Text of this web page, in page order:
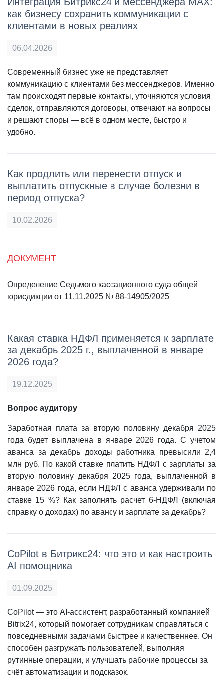
как бизнесу сохранить коммуникации с
клиентами в новых реалиях
06.04.2026
Современный бизнес уже не представляет
коммуникацию с клиентами без мессенджеров. Именно
там происходят первые контакты, уточняются условия
сделок, отправляются договоры, отвечают на вопросы
и решают споры — всё в одном месте, быстро и
удобно.
Как продлить или перенести отпуск и
выплатить отпускные в случае болезни в
период отпуска?
10.02.2026
ДОКУМЕНТ
Определение Седьмого кассационного суда общей
юрисдикции от 11.11.2025 № 88-14905/2025
Какая ставка НДФЛ применяется к зарплате
за декабрь 2025 г., выплаченной в январе
2026 года?
19.12.2025
Вопрос аудитору
Заработная плата за вторую половину декабря 2025
года будет выплачена в январе 2026 года. С учетом
аванса за декабрь доходы работника превысили 2,4
млн руб. По какой ставке платить НДФЛ с зарплаты за
вторую половину декабря 2025 года, выплаченной в
январе 2026 года, если НДФЛ с аванса удерживали по
ставке 15 %? Как заполнять расчет 6-НДФЛ (включая
справку о доходах) по авансу и зарплате за декабрь?
CoPilot в Битрикс24: что это и как настроить
AI помощника
01.09.2025
CoPilot — это AI-ассистент, разработанный компанией
Bitrix24, который помогает сотрудникам справляться с
повседневными задачами быстрее и качественнее. Он
способен разгружать пользователей, выполняя
рутинные операции, и улучшать рабочие процессы за
счёт автоматизации и подсказок.